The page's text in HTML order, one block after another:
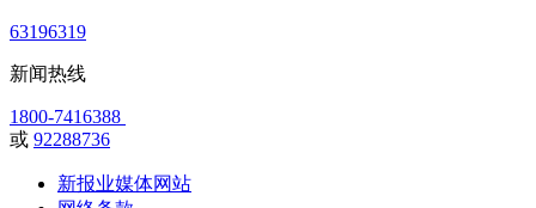
63196319
新闻热线
1800-7416388
或 92288736
新报业媒体网站